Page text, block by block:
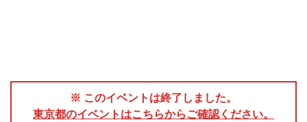
※ このイベントは終了しました。
東京都のイベントはこちらからご確認ください。